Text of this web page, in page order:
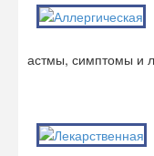
астмы, симптомы и